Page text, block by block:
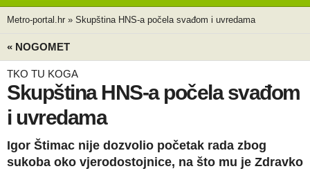
Metro-portal.hr » Skupština HNS-a počela svađom i uvredama
« NOGOMET
TKO TU KOGA
Skupština HNS-a počela svađom
i uvredama
Igor Štimac nije dozvolio početak rada zbog
sukoba oko vjerodostojnice, na što mu je Zdravko